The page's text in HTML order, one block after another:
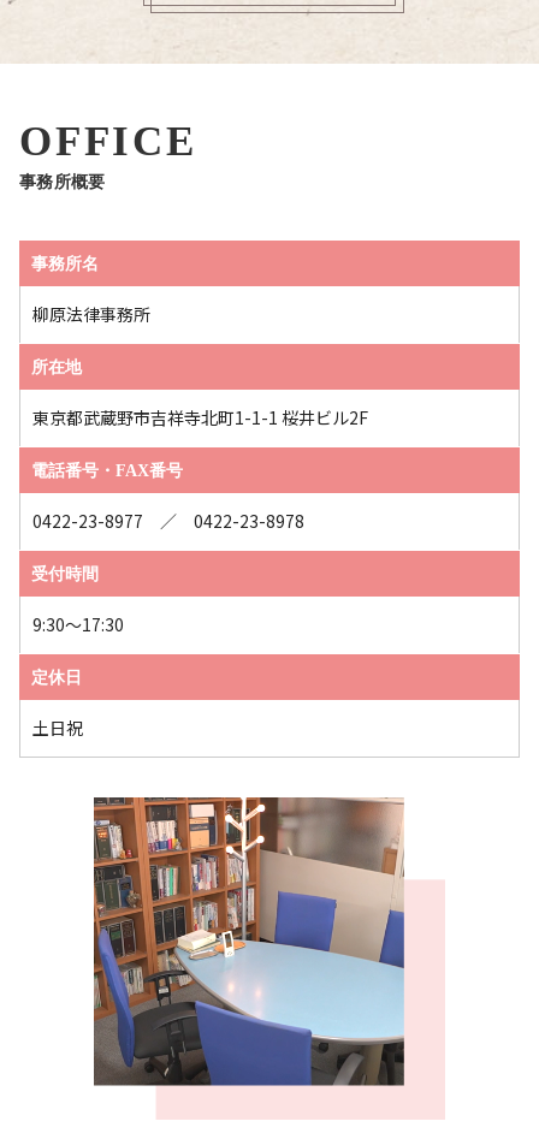
OFFICE
事務所概要
事務所名
柳原法律事務所
所在地
東京都武蔵野市吉祥寺北町1-1-1 桜井ビル2F
電話番号・FAX番号
0422-23-8977 ／ 0422-23-8978
受付時間
9:30～17:30
定休日
土日祝